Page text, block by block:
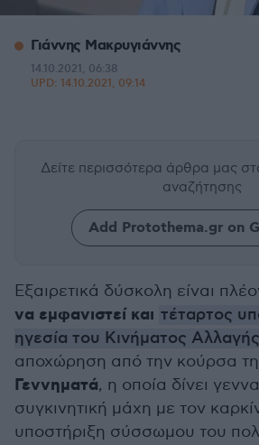
Γιάννης Μακρυγιάννης
14.10.2021, 06:38
UPD: 14.10.2021, 09:14
Δείτε περισσότερα άρθρα μας
αναζήτησης
Add Protothema.gr on
Εξαιρετικά δύσκολη είναι
να εμφανιστεί και τέταρτος
ηγεσία του Κινήματος Αλλαγής
αποχώρηση από την κούρσα
Γεννηματά, η οποία δίνει
συγκινητική μάχη με τον
υποστήριξη σύσσωμου του